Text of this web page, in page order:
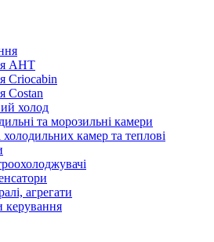
AHT
Criocabin
Costan
холод
та морозильні камери
холодильних камер та теплові
агрегати